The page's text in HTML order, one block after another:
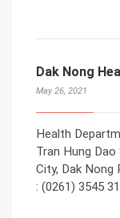
Dak Nong
May 26, 2021
Health
Tran Hung Dao
City, Dak Nong
: (0261) 3545